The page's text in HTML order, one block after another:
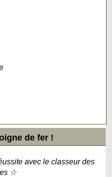
de fer !
avec le classeur des
☆